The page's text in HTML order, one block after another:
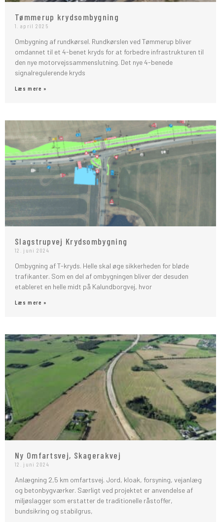
Tømmerup krydsombygning
1. april 2025
Ombygning af rundkørsel. Rundkørslen ved Tømmerup bliver
omdannet til et 4-benet kryds for at forbedre infrastrukturen til
den nye motorvejssammenslutning. Det nye 4-benede
signalregulerende kryds
Læs mere »
Slagstrupvej Krydsombygning
12. juni 2024
Ombygning af T-kryds. Helle skal øge sikkerheden for bløde
trafikanter. Som en del af ombygningen bliver der desuden
etableret en helle midt på Kalundborgvej, hvor
Læs mere »
Ny Omfartsvej, Skagerakvej
12. juni 2024
Anlægning 2,5 km omfartsvej. Jord, kloak, forsyning, vejanlæg
og betonbygværker. Særligt ved projektet er anvendelse af
miljøslagger som erstatter de traditionelle råstoffer,
bundsikring og stabilgrus,